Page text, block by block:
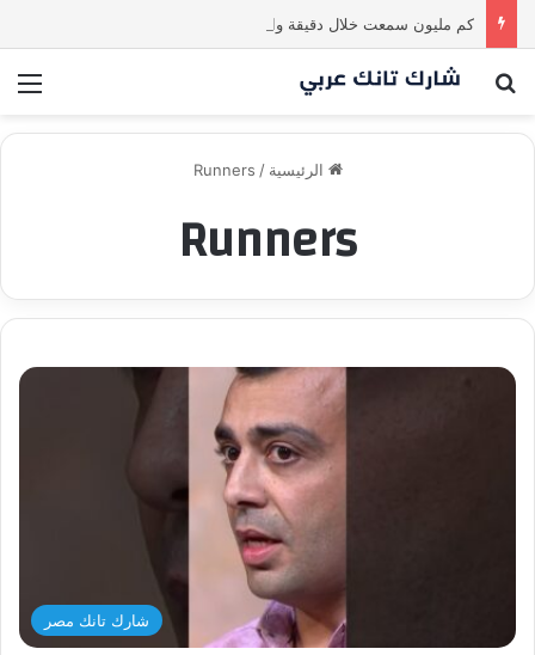
كم مليون سمعت خلال دقيقة واحدة؟ #SharkTankIraq
بحث عن
الرئيسية /
Runners
Runners
شارك تانك مصر